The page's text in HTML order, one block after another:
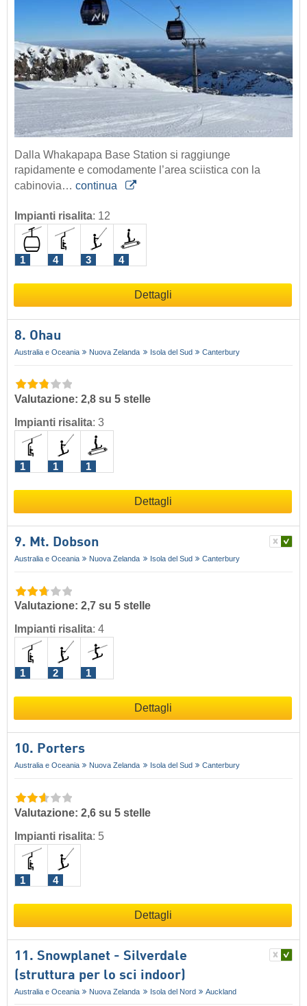
Dalla Whakapapa Base Station si raggiunge
rapidamente e comodamente l’area sciistica con la
cabinovia… continua
Impianti risalita: 12
1 4 3 4
Dettagli
8. Ohau
Australia e Oceania Nuova Zelanda Isola del Sud Canterbury
Valutazione: 2,8 su 5 stelle
Impianti risalita: 3
1 1 1
Dettagli
9. Mt. Dobson
Australia e Oceania Nuova Zelanda Isola del Sud Canterbury
Valutazione: 2,7 su 5 stelle
Impianti risalita: 4
1 2 1
Dettagli
10. Porters
Australia e Oceania Nuova Zelanda Isola del Sud Canterbury
Valutazione: 2,6 su 5 stelle
Impianti risalita: 5
1 4
Dettagli
11. Snowplanet - Silverdale
(struttura per lo sci indoor)
Australia e Oceania Nuova Zelanda Isola del Nord Auckland